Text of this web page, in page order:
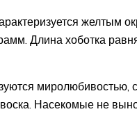
желтым
Длина хоботка
Насекомые не